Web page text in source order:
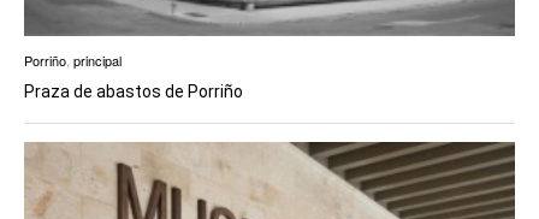
Porriño, principal
Praza de abastos de Porriño